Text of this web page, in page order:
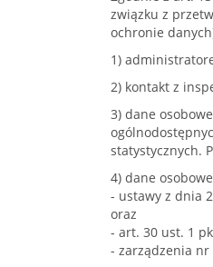
związku z
ochronie
1)
2) kontakt z
3) dane
statystycznych.
4) dane
- ustawy z dnia
oraz
- art. 30 ust. 1
- zarządzenia